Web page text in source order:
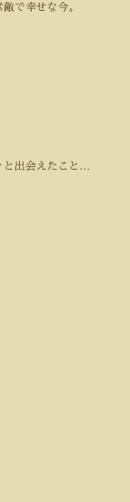
で幸せな今。
と出会えたこと ...